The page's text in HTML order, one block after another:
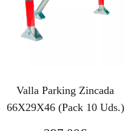
Valla Parking Zincada
66X29X46 (Pack 10 Uds.)